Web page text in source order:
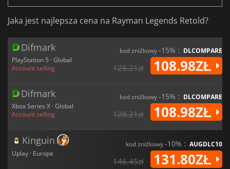
Jaka jest najlepsza cena na Rayman Legends Retold?
Difmark
PlayStation 5 · Global
Account selling
kod zniżkowy-15% : DLCOMPARE
128.21zł 108.98ZŁ
Difmark
Xbox Series X · Global
Account selling
kod zniżkowy-15% : DLCOMPARE
128.21zł 108.98ZŁ
Kinguin
Uplay · Europe
kod zniżkowy-10% : AUGDLC10
146.45zł 131.80ZŁ